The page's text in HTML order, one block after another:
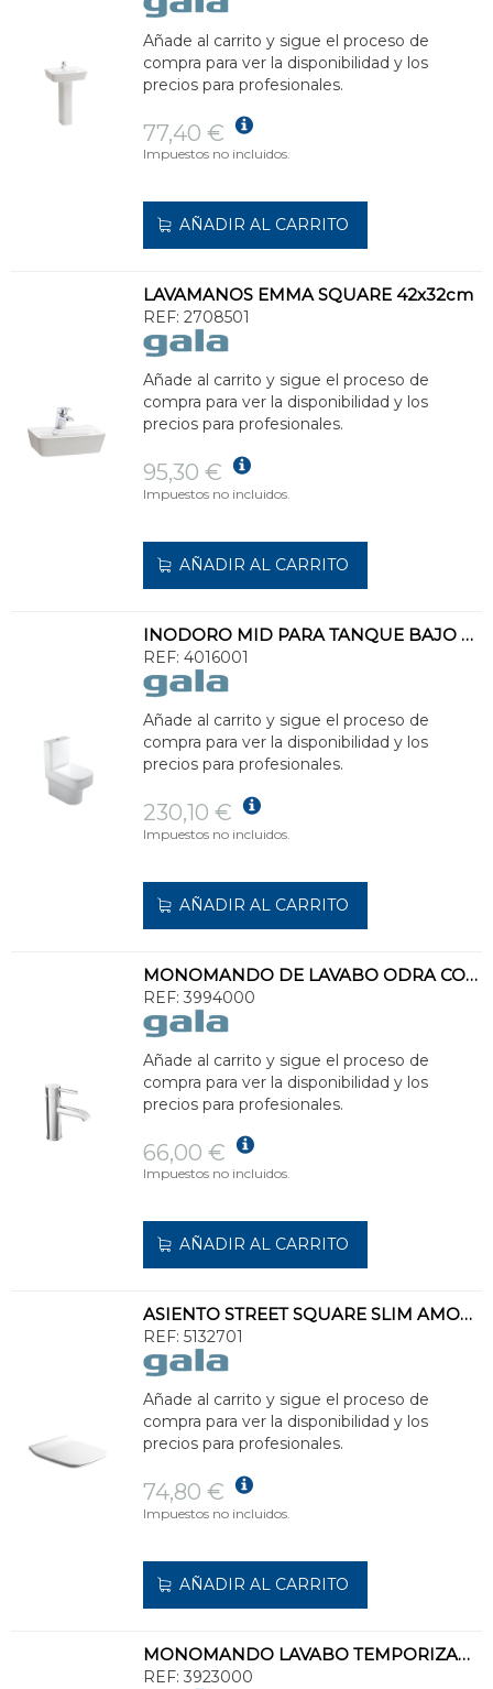
Añade al carrito y sigue el proceso de
compra para ver la disponibilidad y los
precios para profesionales.
77,40 €
Impuestos no incluidos.
AÑADIR AL CARRITO
LAVAMANOS EMMA SQUARE 42x32cm
REF: 2708501
Añade al carrito y sigue el proceso de
compra para ver la disponibilidad y los
precios para profesionales.
95,30 €
Impuestos no incluidos.
AÑADIR AL CARRITO
INODORO MID PARA TANQUE BAJO BTW 60x36cm BLANCO
REF: 4016001
Añade al carrito y sigue el proceso de
compra para ver la disponibilidad y los
precios para profesionales.
230,10 €
Impuestos no incluidos.
AÑADIR AL CARRITO
MONOMANDO DE LAVABO ODRA CON APERTURA EN FRÍO
REF: 3994000
Añade al carrito y sigue el proceso de
compra para ver la disponibilidad y los
precios para profesionales.
66,00 €
Impuestos no incluidos.
AÑADIR AL CARRITO
ASIENTO STREET SQUARE SLIM AMORTIGUADO
REF: 5132701
Añade al carrito y sigue el proceso de
compra para ver la disponibilidad y los
precios para profesionales.
74,80 €
Impuestos no incluidos.
AÑADIR AL CARRITO
MONOMANDO LAVABO TEMPORIZADO
REF: 3923000